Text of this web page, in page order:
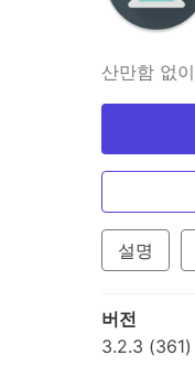
산만함 없
설명
버전
3.2.3 (361)